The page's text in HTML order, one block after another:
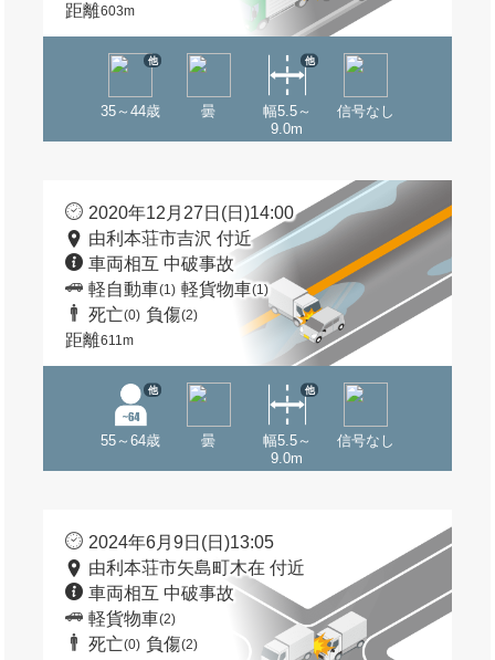
距離603m
35～44歳
他
曇
幅5.5～
9.0m
他
信号なし
2020年12月27日(日)14:00
由利本荘市吉沢 付近
車両相互 中破事故
軽自動車(1) 軽貨物車(1)
死亡(0) 負傷(2)
距離611m
55～64歳
他
曇
幅5.5～
9.0m
他
信号なし
2024年6月9日(日)13:05
由利本荘市矢島町木在 付近
車両相互 中破事故
軽貨物車(2)
死亡(0) 負傷(2)